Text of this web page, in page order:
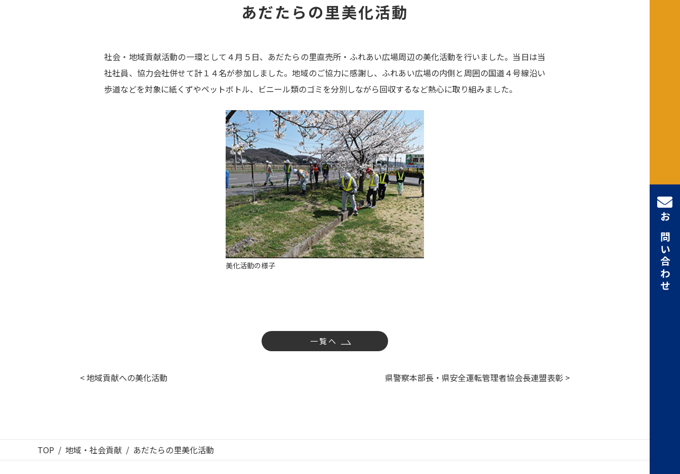
お問い合わせ
あだたらの里美化活動
社会・地域貢献活動の一環として４月５日、あだたらの里直売所・ふれあい広場周辺の美化活動を行いました。当日は当
社社員、協力会社併せて計１４名が参加しました。地域のご協力に感謝し、ふれあい広場の内側と周囲の国道４号線沿い
歩道などを対象に紙くずやペットボトル、ビニール類のゴミを分別しながら回収するなど熱心に取り組みました。
美化活動の様子
一覧へ
< 地域貢献への美化活動 県警察本部長・県安全運転管理者協会長連盟表彰 >
TOP 地域・社会貢献 あだたらの里美化活動